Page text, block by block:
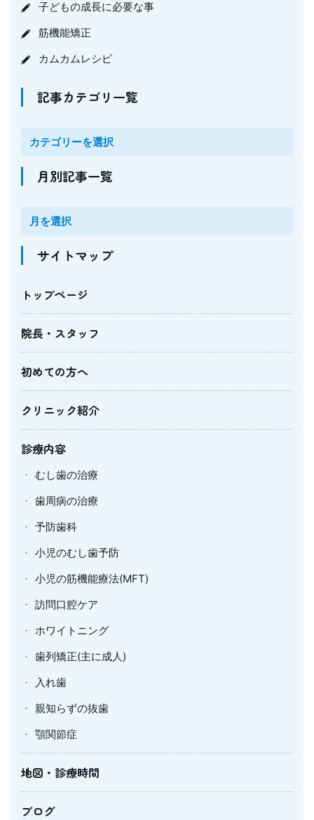
子どもの成長に必要な事
筋機能矯正
カムカムレシピ
記事カテゴリ一覧
月別記事一覧
サイトマップ
トップページ
院長・スタッフ
初めての方へ
クリニック紹介
診療内容
むし歯の治療
歯周病の治療
予防歯科
小児のむし歯予防
小児の筋機能療法(MFT)
訪問口腔ケア
ホワイトニング
歯列矯正(主に成人)
入れ歯
親知らずの抜歯
顎関節症
地図・診療時間
ブログ